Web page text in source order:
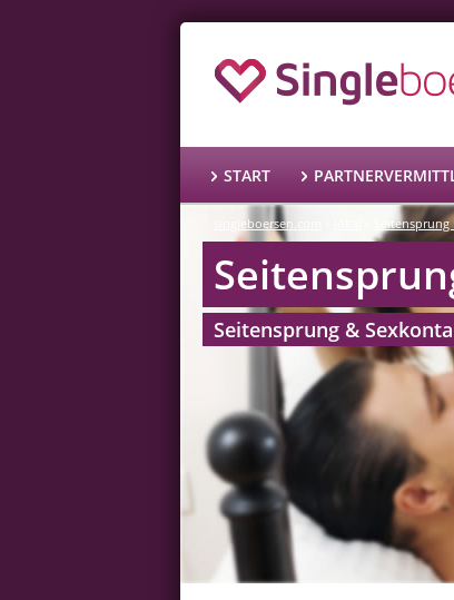
START
singleboersen.com
Seitensprung &